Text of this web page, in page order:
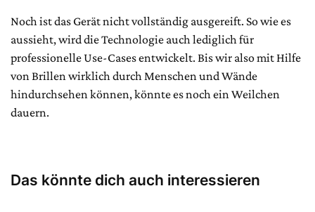
Noch ist das Gerät nicht vollständig ausgereift. So wie es
aussieht, wird die Technologie auch lediglich für
professionelle Use-Cases entwickelt. Bis wir also mit Hilfe
von Brillen wirklich durch Menschen und Wände
hindurchsehen können, könnte es noch ein Weilchen
dauern.
Das könnte dich auch interessieren